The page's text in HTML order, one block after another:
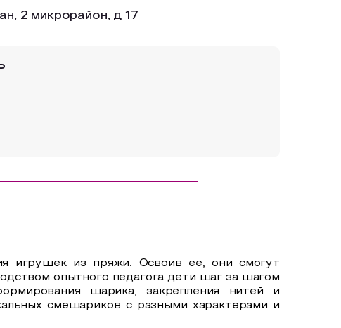
2 микрорайон, д 17
игрушек из пряжи. Освоив ее, они смогут
опытного педагога дети шаг за шагом
шарика, закрепления нитей и
смешариков с разными характерами и